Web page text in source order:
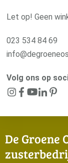
Let op! Geen
023 534 84 69
Volg ons op
De Groene